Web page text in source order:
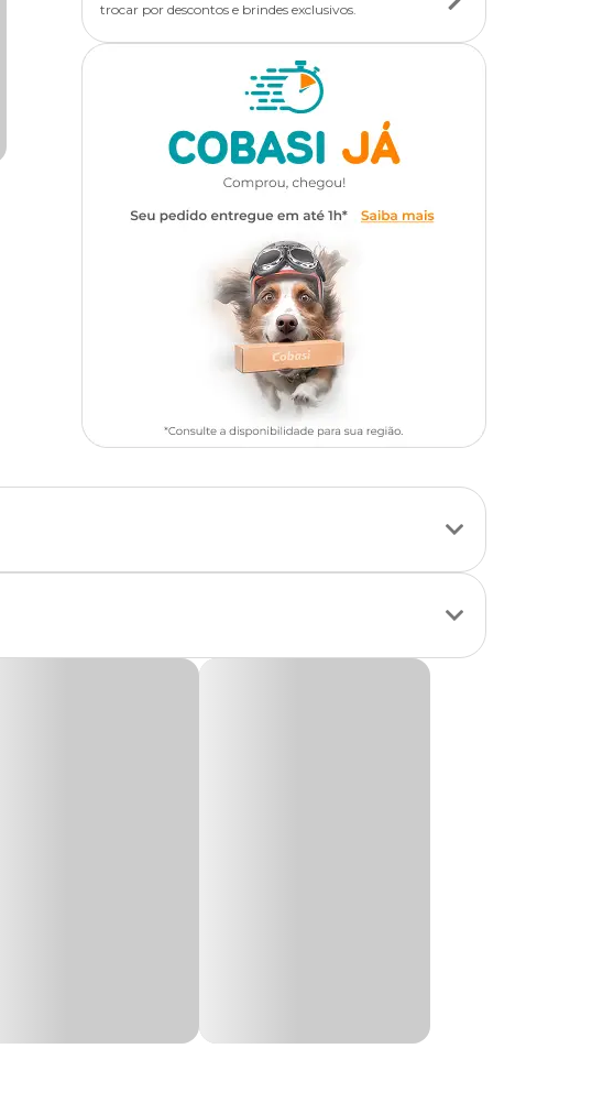
trocar por descontos e brindes exclusivos.